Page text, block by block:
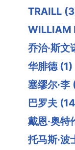
TRAILL
WILLIAM
乔治·斯文
华腓德 (1)
塞缪尔·李
巴罗夫
戴恩·奥特
托马斯·波